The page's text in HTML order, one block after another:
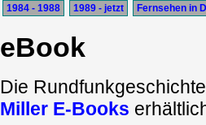
1984 - 1988
1989 - jetzt Fernsehen in
eBook
Die
Miller E-Books